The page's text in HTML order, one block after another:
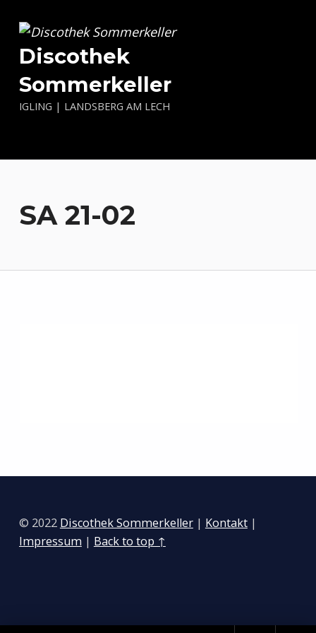
Discothek
Sommerkeller
IGLING | LANDSBERG AM LECH
SA 21-02
© 2022 Discothek Sommerkeller| Kontakt|
Impressum | Back to top ↑